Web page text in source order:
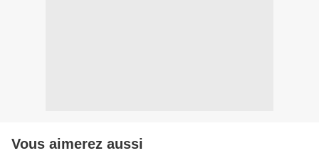
Vous aimerez aussi